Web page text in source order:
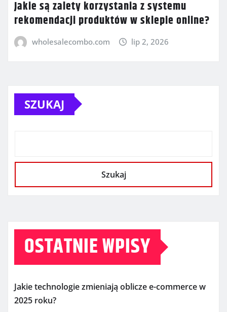
Jakie są zalety korzystania z systemu
rekomendacji produktów w sklepie online?
wholesalecombo.com lip 2, 2026
SZUKAJ
Szukaj
OSTATNIE WPISY
Jakie technologie zmieniają oblicze e-commerce w
2025 roku?